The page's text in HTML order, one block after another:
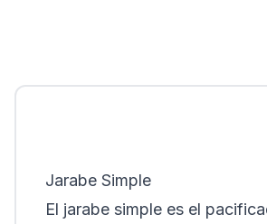
Jarabe Simple
El jarabe simple es el